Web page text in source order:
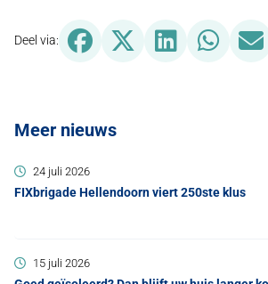
Deel via:
Deel via Facebook, opent in
Deel via X (Twitter),
Deel viaDeel
Meer nieuws
FIXbrigade Hellendoorn viert 250ste klus
24 juli 2026
15 juli 2026